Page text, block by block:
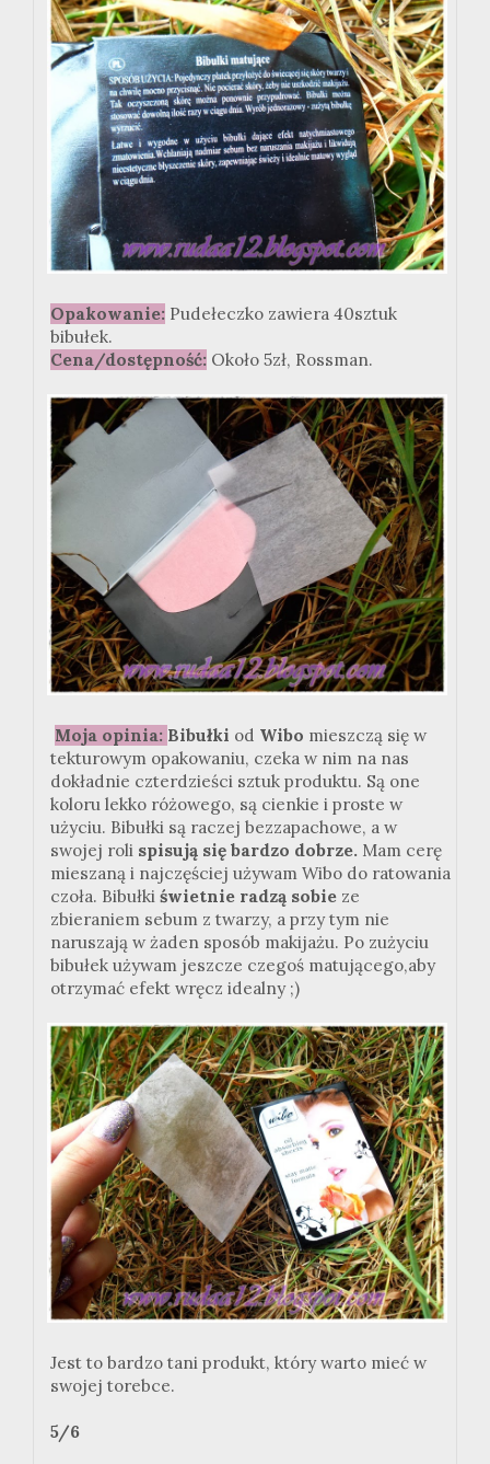
Opakowanie: Pudełeczko zawiera 40sztuk
bibułek.
Cena/dostępność: Około 5zł, Rossman.
Moja opinia: Bibułki od Wibo mieszczą się w
tekturowym opakowaniu, czeka w nim na nas
dokładnie czterdzieści sztuk produktu. Są one
koloru lekko różowego, są cienkie i proste w
użyciu. Bibułki są raczej bezzapachowe, a w
swojej roli spisują się bardzo dobrze. Mam cerę
mieszaną i najczęściej używam Wibo do ratowania
czoła. Bibułki świetnie radzą sobie ze
zbieraniem sebum z twarzy, a przy tym nie
naruszają w żaden sposób makijażu. Po zużyciu
bibułek używam jeszcze czegoś matującego,aby
otrzymać efekt wręcz idealny ;)
Jest to bardzo tani produkt, który warto mieć w
swojej torebce.
5/6